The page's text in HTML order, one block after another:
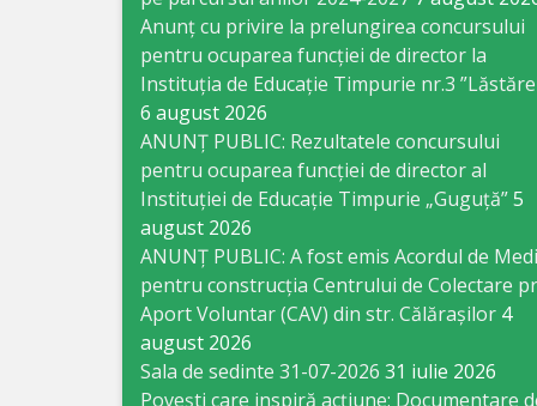
Antreprenoriat,
Business
Comerţ
Specialist
Problemele
Tineretului
Anunț cu privire la prelungirea concursului
pentru ocuparea funcţiei de director la
Instituția de Educație Timpurie nr.3
6 august 2026
ANUNȚ PUBLIC: Rezultatele concursului
pentru ocuparea funcției de director al
Instituției de Educație Timpurie „Guguță”5
august 2026
ANUNȚ PUBLIC: A fost emis Acordul de
pentru construcția Centrului de Colectare
Aport Voluntar (CAV) din str. Călărașilor 4
august 2026
Sala de sedinte 31-07-2026 31 iulie 2026
Povești care inspiră acțiune: Documentare